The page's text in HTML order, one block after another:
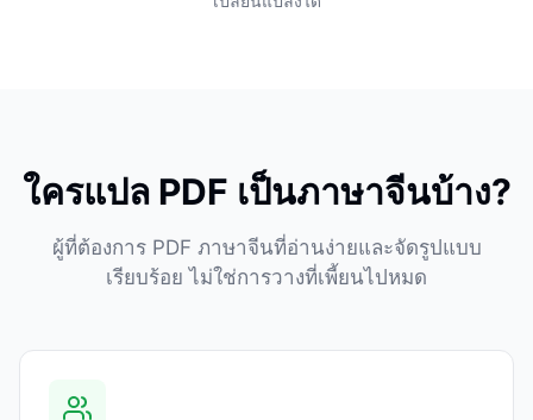
ใครแปล PDF เป็นภาษาจีนบ้าง?
ผู้ที่ต้องการ PDF ภาษาจีนที่อ่านง่ายและจัดรูปแบบ
เรียบร้อย ไม่ใช่การวางที่เพี้ยนไปหมด